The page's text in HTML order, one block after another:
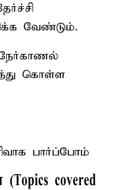
வேண்டும்.
நேர்காணல்
கொள்ள
பார்ப்போம்
covered